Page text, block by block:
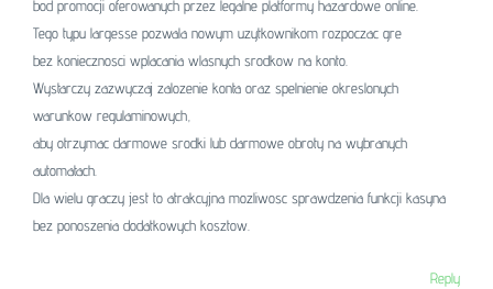
bod promocji oferowanych przez legalne platformy hazardowe online.
Tego typu largesse pozwala nowym uzytkownikom rozpoczac gre
bez koniecznosci wplacania wlasnych srodkow na konto.
Wystarczy zazwyczaj zalozenie konta oraz spelnienie okreslonych
warunkow regulaminowych,
aby otrzymac darmowe srodki lub darmowe obroty na wybranych
automatach.
Dla wielu graczy jest to atrakcyjna mozliwosc sprawdzenia funkcji kasyna
bez ponoszenia dodatkowych kosztow.
Reply